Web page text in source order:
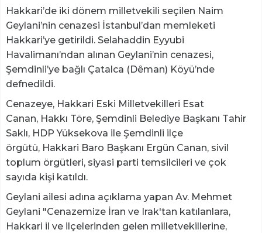
Hakkari’de iki dönem milletvekili seçilen Naim
Geylani’nin cenazesi İstanbul’dan memleketi
Hakkari’ye getirildi. Selahaddin Eyyubi
Havalimanı’ndan alınan Geylani’nin cenazesi,
Şemdinli’ye bağlı Çatalca (Dêman) Köyü’nde
defnedildi.
Cenazeye, Hakkari Eski Milletvekilleri Esat
Canan, Hakkı Töre, Şemdinli Belediye Başkanı Tahir
Saklı, HDP Yüksekova ile Şemdinli ilçe
örgütü, Hakkari Baro Başkanı Ergün Canan, sivil
toplum örgütleri, siyasi parti temsilcileri ve çok
sayıda kişi katıldı.
Geylani ailesi adına açıklama yapan Av. Mehmet
Geylani "Cenazemize İran ve Irak'tan katılanlara,
Hakkari il ve ilçelerinden gelen milletvekillerine,